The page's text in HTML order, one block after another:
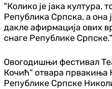
"Колико је јака култура,
Република Српска, а она
дакле афирмација ових
снаге Републике Српске."
Овогодишњи фестивал
Кочић“ отвара
Републике Српске